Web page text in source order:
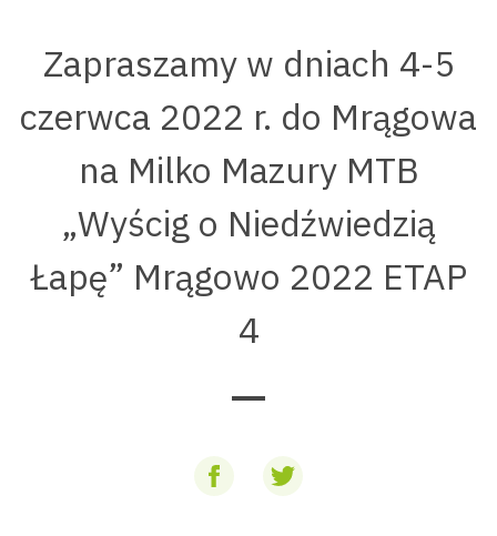
Zapraszamy w dniach 4-5
czerwca 2022 r. do Mrągowa
na Milko Mazury MTB
„Wyścig o Niedźwiedzią
Łapę” Mrągowo 2022 ETAP
4